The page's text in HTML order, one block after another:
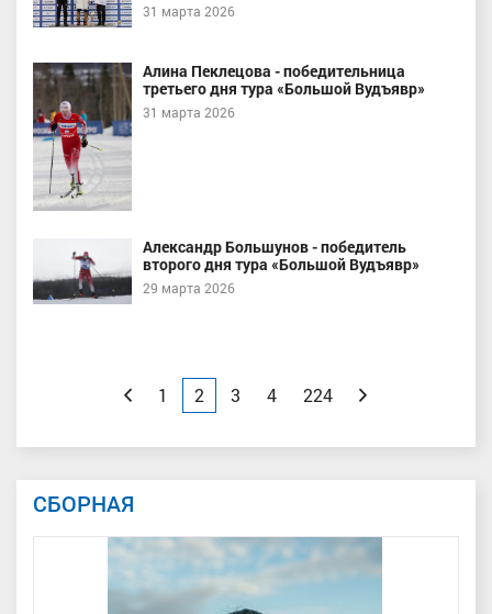
31 марта 2026
Алина Пеклецова - победительница
третьего дня тура «Большой Вудъявр»
31 марта 2026
Александр Большунов - победитель
второго дня тура «Большой Вудъявр»
29 марта 2026
Назад
1 2 3 4 224 Вперед
СБОРНАЯ